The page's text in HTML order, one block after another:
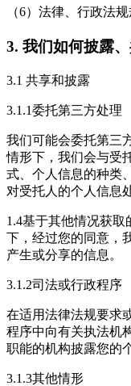
（6）法律、行政法
3. 我们如何披露
3.1 共享和披露
3.1.1委托第三方处理
我们可能会委托第三
情形下，我们会与受
式、个人信息的种类
对受托人的个人信息
1.4基于其他情况获
下，经过您的同意，
产生或分享的信息。
3.1.2司法或行政程序
在适用法律法规要求
程序中向有关执法机
职能的机构披露您的
3.1.3其他情形